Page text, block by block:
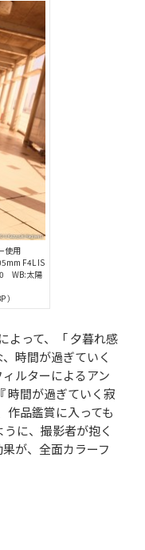
使用
F4L IS
WB:太陽
）
よって、「 夕暮れ感
時間が過ぎていく
ルターによるアン
時間が過ぎていく寂
作品鑑賞に入っても
に、撮影者が抱く
が、全面カラーフ